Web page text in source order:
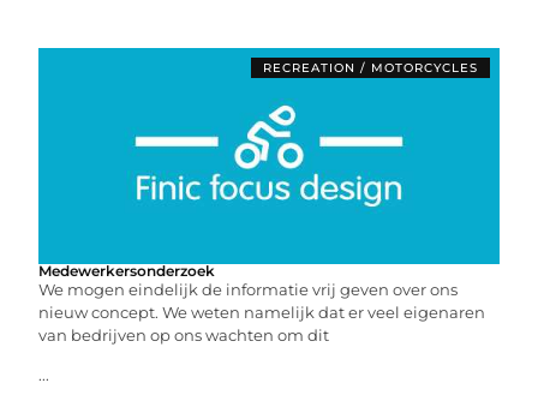
RECREATION / MOTORCYCLES
Medewerkersonderzoek
We mogen eindelijk de informatie vrij geven over ons
nieuw concept. We weten namelijk dat er veel eigenaren
van bedrijven op ons wachten om dit
...